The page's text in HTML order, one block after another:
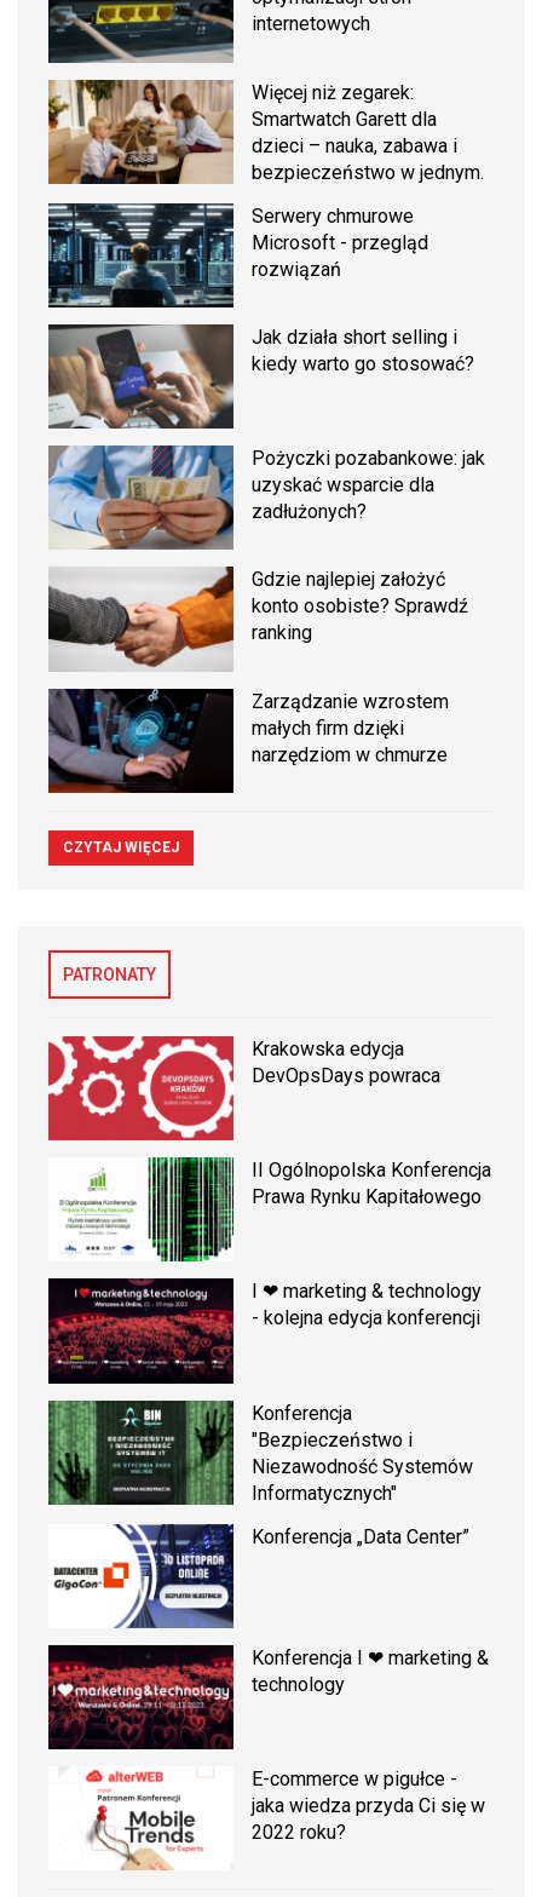
internetowych
Więcej niż zegarek:
Smartwatch Garett dla
dzieci – nauka, zabawa i
bezpieczeństwo w jednym.
Serwery chmurowe
Microsoft - przegląd
rozwiązań
Jak działa short selling i
kiedy warto go stosować?
Pożyczki pozabankowe: jak
uzyskać wsparcie dla
zadłużonych?
Gdzie najlepiej założyć
konto osobiste? Sprawdź
ranking
Zarządzanie wzrostem
małych firm dzięki
narzędziom w chmurze
CZYTAJ WIĘCEJ
PATRONATY
Krakowska edycja
DevOpsDays powraca
II Ogólnopolska Konferencja
Prawa Rynku Kapitałowego
I ❤ marketing & technology
- kolejna edycja konferencji
Konferencja
"Bezpieczeństwo i
Niezawodność Systemów
Informatycznych"
Konferencja „Data Center”
Konferencja I ❤ marketing &
technology
E-commerce w pigułce -
jaka wiedza przyda Ci się w
2022 roku?